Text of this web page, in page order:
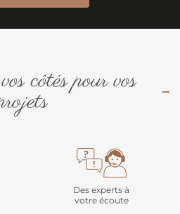
côtés pour vos
Des experts à
votre écoute